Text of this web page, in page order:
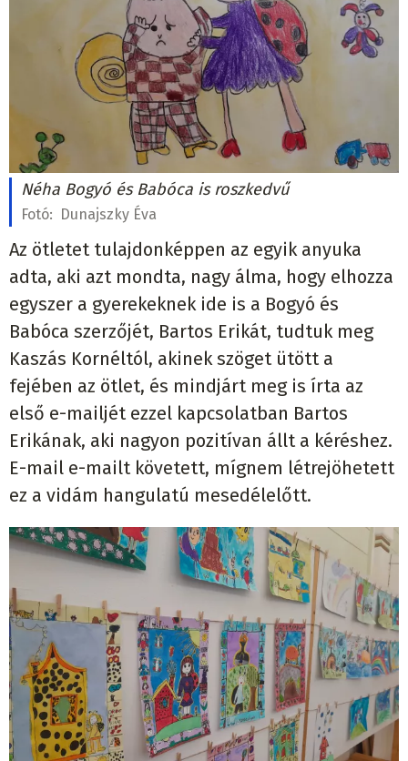
Néha Bogyó és Babóca is roszkedvű
Fotó: Dunajszky Éva
Az ötletet tulajdonképpen az egyik anyuka
adta, aki azt mondta, nagy álma, hogy elhozza
egyszer a gyerekeknek ide is a Bogyó és
Babóca szerzőjét, Bartos Erikát, tudtuk meg
Kaszás Kornéltól, akinek szöget ütött a
fejében az ötlet, és mindjárt meg is írta az
első e-mailjét ezzel kapcsolatban Bartos
Erikának, aki nagyon pozitívan állt a kéréshez.
E-mail e-mailt követett, mígnem létrejöhetett
ez a vidám hangulatú mesedélelőtt.